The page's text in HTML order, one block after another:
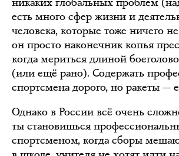
есть много сфер жизни и
человека, которые тоже ничего
он просто наконечник копья
когда мериться длиной
(или ещё рано). Содержать
спортсмена дорого, но ракеты —
Однако в России всё очень
ты становишься
спортсменом, когда сборы